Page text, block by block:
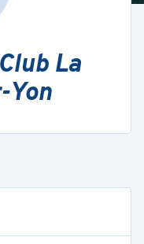
La
Yon